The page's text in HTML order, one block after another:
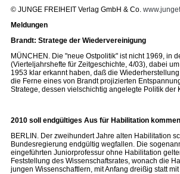
© JUNGE FREIHEIT Verlag GmbH & Co.
Meldungen
Brandt: Stratege der Wiedervereinigung
MÜNCHEN. Die "neue Ostpolitik" ist nicht 1969, in
(Vierteljahrshefte für Zeitgeschichte, 4/03), dabei
1953 klar erkannt haben, daß die
die Ferne eines von Brandt projizierten
Stratege, dessen vielschichtig angelegte Politik
2010 soll endgültiges Aus für Habilitation kommen
BERLIN. Der zweihundert Jahre alten Habilitation
Bundesregierung endgültig wegfallen. Die
eingeführten Juniorprofessur ohne Habilitation
Feststellung des Wissenschaftsrates, wonach die
jungen Wissenschaftlern, mit Anfang dreißig statt